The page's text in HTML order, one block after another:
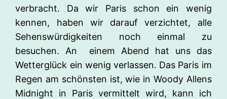
verbracht. Da wir Paris schon ein wenig
kennen, haben wir darauf verzichtet, alle
Sehenswürdigkeiten noch einmal zu
besuchen. An einem Abend hat uns das
Wetterglück ein wenig verlassen. Das Paris im
Regen am schönsten ist, wie in Woody Allens
Midnight in Paris vermittelt wird, kann ich